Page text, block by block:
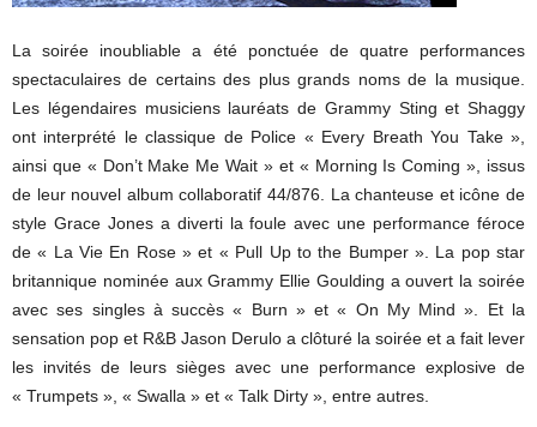
La soirée inoubliable a été ponctuée de quatre performances
spectaculaires de certains des plus grands noms de la musique.
Les légendaires musiciens lauréats de Grammy Sting et Shaggy
ont interprété le classique de Police « Every Breath You Take »,
ainsi que « Don’t Make Me Wait » et « Morning Is Coming », issus
de leur nouvel album collaboratif 44/876. La chanteuse et icône de
style Grace Jones a diverti la foule avec une performance féroce
de « La Vie En Rose » et « Pull Up to the Bumper ». La pop star
britannique nominée aux Grammy Ellie Goulding a ouvert la soirée
avec ses singles à succès « Burn » et « On My Mind ». Et la
sensation pop et R&B Jason Derulo a clôturé la soirée et a fait lever
les invités de leurs sièges avec une performance explosive de
« Trumpets », « Swalla » et « Talk Dirty », entre autres.